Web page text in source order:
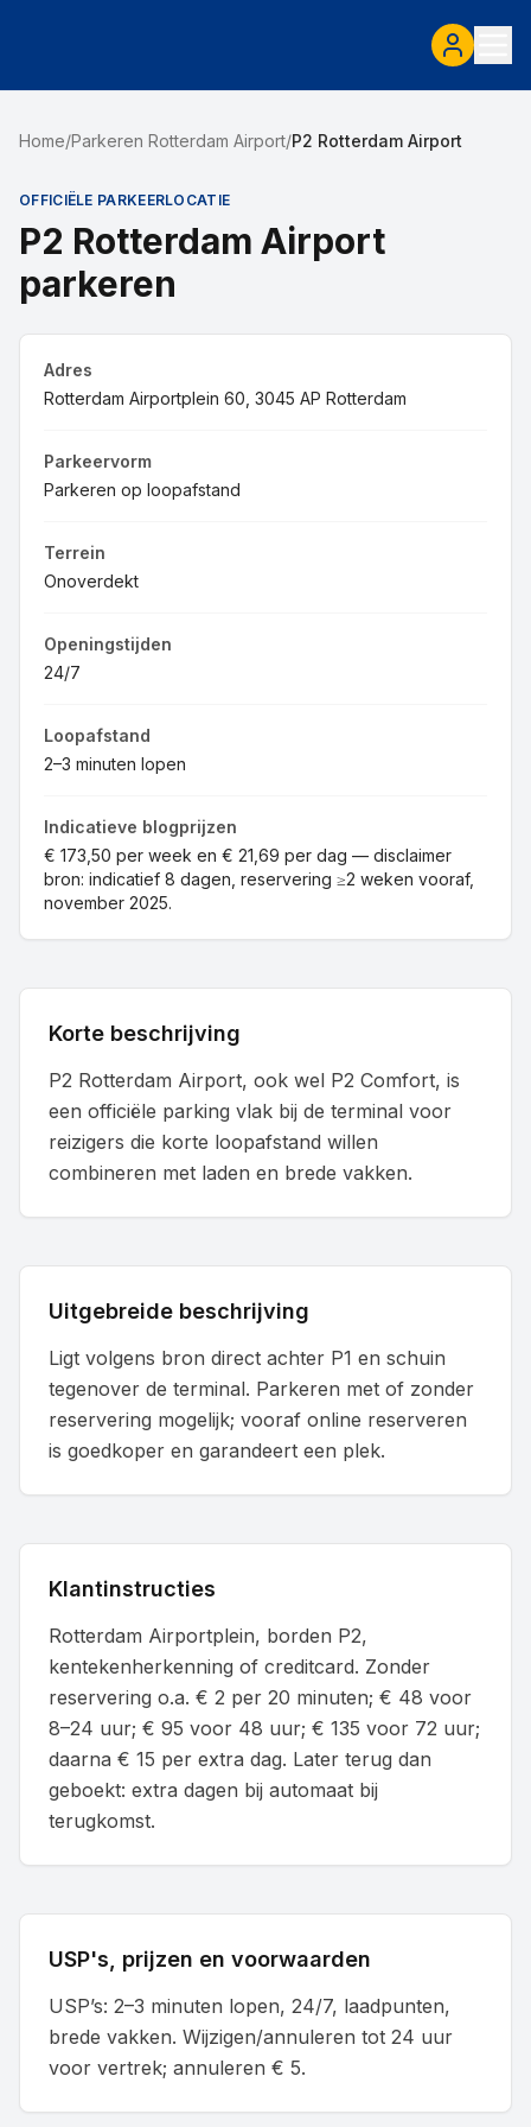
Home/Parkeren Rotterdam Airport/P2 Rotterdam Airport
OFFICIËLE PARKEERLOCATIE
P2 Rotterdam Airport
parkeren
Adres
Rotterdam Airportplein 60, 3045 AP Rotterdam
Parkeervorm
Parkeren op loopafstand
Terrein
Onoverdekt
Openingstijden
24/7
Loopafstand
2–3 minuten lopen
Indicatieve blogprijzen
€ 173,50 per week en € 21,69 per dag — disclaimer
bron: indicatief 8 dagen, reservering ≥2 weken vooraf,
november 2025.
Korte beschrijving
P2 Rotterdam Airport, ook wel P2 Comfort, is
een officiële parking vlak bij de terminal voor
reizigers die korte loopafstand willen
combineren met laden en brede vakken.
Uitgebreide beschrijving
Ligt volgens bron direct achter P1 en schuin
tegenover de terminal. Parkeren met of zonder
reservering mogelijk; vooraf online reserveren
is goedkoper en garandeert een plek.
Klantinstructies
Rotterdam Airportplein, borden P2,
kentekenherkenning of creditcard. Zonder
reservering o.a. € 2 per 20 minuten; € 48 voor
8–24 uur; € 95 voor 48 uur; € 135 voor 72 uur;
daarna € 15 per extra dag. Later terug dan
geboekt: extra dagen bij automaat bij
terugkomst.
USP's, prijzen en voorwaarden
USP’s: 2–3 minuten lopen, 24/7, laadpunten,
brede vakken. Wijzigen/annuleren tot 24 uur
voor vertrek; annuleren € 5.